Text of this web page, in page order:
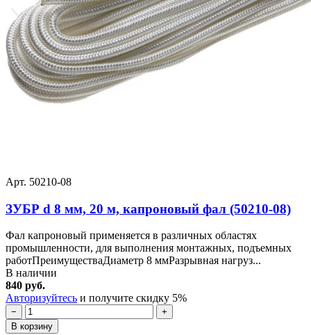
Арт. 50210-08
ЗУБР d 8 мм, 20 м, капроновый фал (50210-08)
Фал капроновый применяется в различных областях
промышленности, для выполнения монтажных, подъемных
работПреимуществаДиаметр 8 ммРазрывная нагруз...
В наличии
840 руб.
Авторизуйтесь и получите скидку 5%
−
+
В корзину